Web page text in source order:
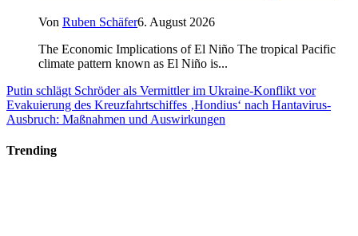
Von Ruben Schäfer6. August 2026
The Economic Implications of El Niño The tropical Pacific
climate pattern known as El Niño is...
Putin schlägt Schröder als Vermittler im Ukraine-Konflikt vor
Evakuierung des Kreuzfahrtschiffes ‚Hondius‘ nach Hantavirus-
Ausbruch: Maßnahmen und Auswirkungen
Trending